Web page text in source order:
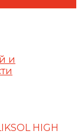
и
HIGH